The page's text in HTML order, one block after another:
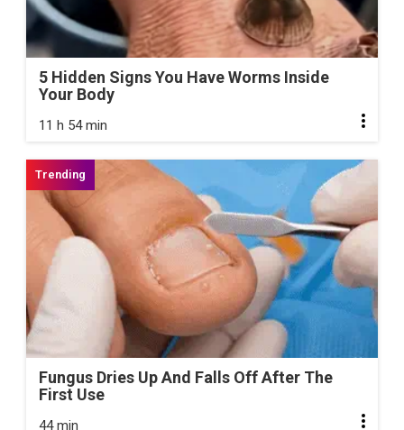
5 Hidden Signs You Have Worms Inside
Your Body
11 h 54 min
Fungus Dries Up And Falls Off After The
First Use
44 min